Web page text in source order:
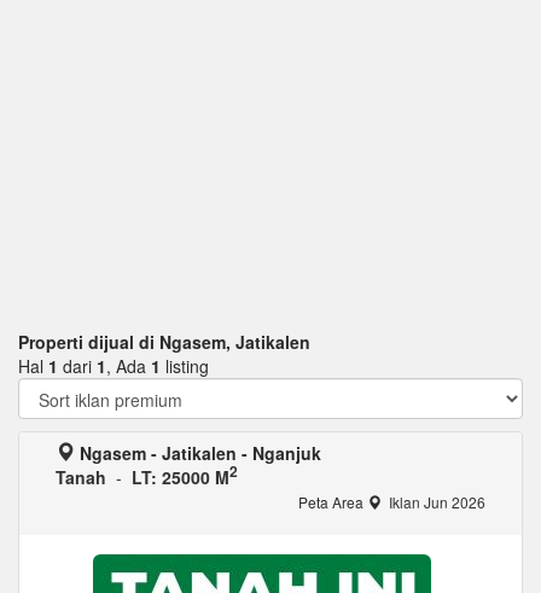
Properti dijual di Ngasem, Jatikalen
Hal 1 dari 1, Ada 1 listing
Ngasem - Jatikalen - Nganjuk
Tanah - LT: 25000 M2
Peta Area Iklan Jun 2026